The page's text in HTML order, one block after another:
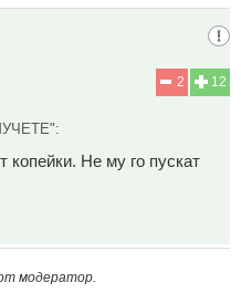
12
2
копейки. Не му го пускат
модератор.